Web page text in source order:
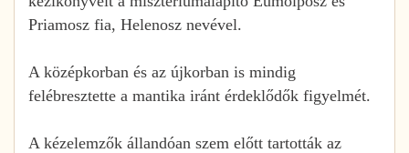
Priamosz fia, Helenosz nevével.
A középkorban és az újkorban is mindig
felébresztette a mantika iránt érdeklődők figyelmét.
A kézelemzők állandóan szem előtt tartották az